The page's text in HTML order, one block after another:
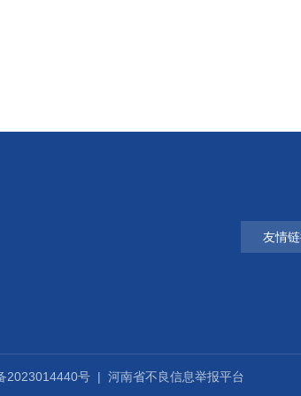
友情
2023014440号 | 河南省不良信息举报平台